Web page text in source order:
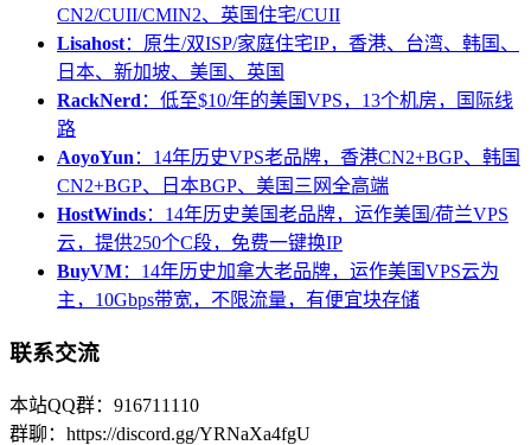
CN2/CUII/CMIN2、英国住宅/CUII
Lisahost：原生/双ISP/家庭住宅IP，香港、台湾、韩国、
日本、新加坡、美国、英国
RackNerd ：低至$10/年的美国VPS，13个机房，国际线
路
AoyoYun ：14年历史VPS老品牌，香港CN2+BGP、韩国
CN2+BGP、日本BGP、美国三网全高端
HostWinds：14年历史美国老品牌，运作美国/荷兰VPS
云，提供250个C段，免费一键换IP
BuyVM：14年历史加拿大老品牌，运作美国VPS云为
主，10Gbps带宽，不限流量，有便宜块存储
联系交流
本站QQ群：916711110
群聊：https://discord.gg/YRNaXa4fgU